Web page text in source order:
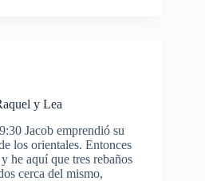
y Lea
Jacob emprendió su
los orientales. Entonces
he aquí que tres rebaños
cerca del mismo,